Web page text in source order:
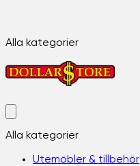
Alla kategorier
Alla kategorier
Utemöbler & tillbehör